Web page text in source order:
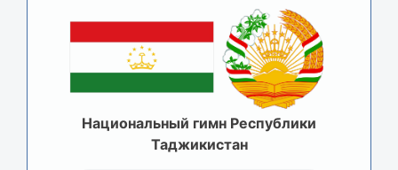
Национальный гимн Республики
Таджикистан